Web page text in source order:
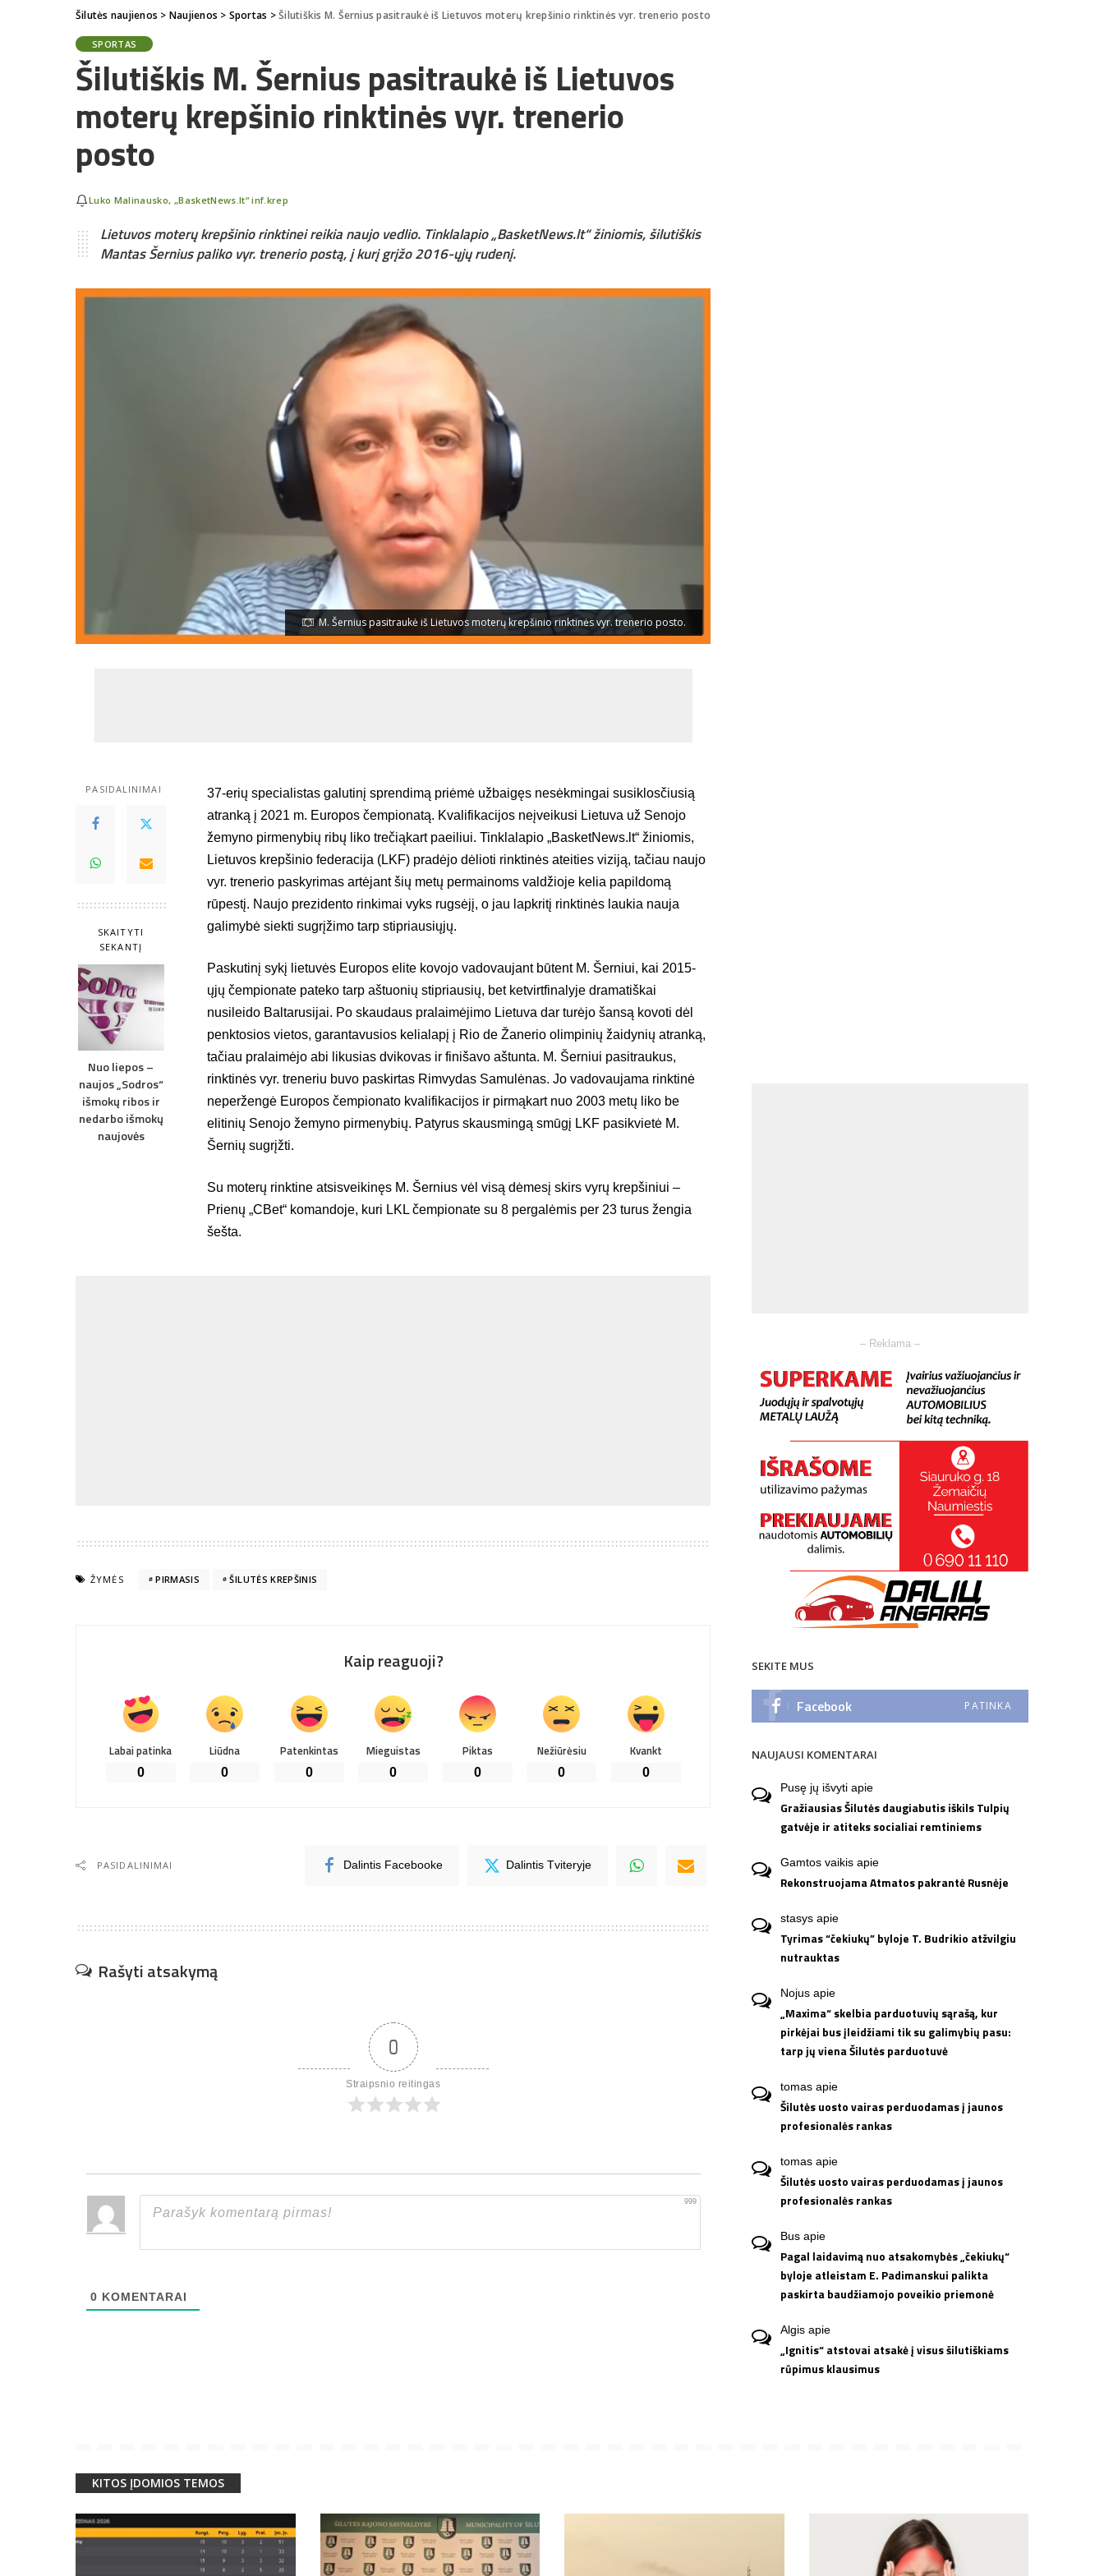
Šilutės naujienos > Naujienos > Sportas >Šilutiškis M. Šernius pasitraukė iš Lietuvos moterų krepšinio rinktinės vyr. trenerio posto
SPORTAS
Šilutiškis M. Šernius pasitraukė iš Lietuvos
moterų krepšinio rinktinės vyr. trenerio
posto
Luko Malinausko, „BasketNews.lt“ inf.krep
Lietuvos moterų krepšinio rinktinei reikia naujo vedlio. Tinklalapio „BasketNews.lt“ žiniomis, šilutiškis
Mantas Šernius paliko vyr. trenerio postą, į kurį grįžo 2016-ųjų rudenį.
M. Šernius pasitraukė iš Lietuvos moterų krepšinio rinktinės vyr. trenerio posto.
PASIDALINIMAI
SKAITYTI
SEKANTĮ
Nuo liepos –
naujos „Sodros“
išmokų ribos ir
nedarbo išmokų
naujovės
37-erių specialistas galutinį sprendimą priėmė užbaigęs nesėkmingai susiklosčiusią
atranką į 2021 m. Europos čempionatą. Kvalifikacijos neįveikusi Lietuva už Senojo
žemyno pirmenybių ribų liko trečiąkart paeiliui. Tinklalapio „BasketNews.lt“ žiniomis,
Lietuvos krepšinio federacija (LKF) pradėjo dėlioti rinktinės ateities viziją, tačiau naujo
vyr. trenerio paskyrimas artėjant šių metų permainoms valdžioje kelia papildomą
rūpestį. Naujo prezidento rinkimai vyks rugsėjį, o jau lapkritį rinktinės laukia nauja
galimybė siekti sugrįžimo tarp stipriausiųjų.
Paskutinį sykį lietuvės Europos elite kovojo vadovaujant būtent M. Šerniui, kai 2015-
ųjų čempionate pateko tarp aštuonių stipriausių, bet ketvirtfinalyje dramatiškai
nusileido Baltarusijai. Po skaudaus pralaimėjimo Lietuva dar turėjo šansą kovoti dėl
penktosios vietos, garantavusios kelialapį į Rio de Žanerio olimpinių žaidynių atranką,
tačiau pralaimėjo abi likusias dvikovas ir finišavo aštunta. M. Šerniui pasitraukus,
rinktinės vyr. treneriu buvo paskirtas Rimvydas Samulėnas. Jo vadovaujama rinktinė
neperžengė Europos čempionato kvalifikacijos ir pirmąkart nuo 2003 metų liko be
elitinių Senojo žemyno pirmenybių. Patyrus skausmingą smūgį LKF pasikvietė M.
Šernių sugrįžti.
Su moterų rinktine atsisveikinęs M. Šernius vėl visą dėmesį skirs vyrų krepšiniui –
Prienų „CBet“ komandoje, kuri LKL čempionate su 8 pergalėmis per 23 turus žengia
šešta.
ŽYMĖS PIRMASIS ŠILUTĖS KREPŠINIS
Kaip reaguoji?
Labai patinka
0
Liūdna
0
Patenkintas
0
Mieguistas
0
Piktas
0
Nežiūrėsiu
0
Kvankt
0
PASIDALINIMAI Dalintis Facebooke Dalintis Tviteryje
Rašyti atsakymą
0
Straipsnio reitingas
999
0 KOMENTARAI
– Reklama –
SEKITE MUS
Facebook PATINKA
NAUJAUSI KOMENTARAI
Pusę jų išvyti apie
Gražiausias Šilutės daugiabutis iškils Tulpių
gatvėje ir atiteks socialiai remtiniems
Gamtos vaikis apie
Rekonstruojama Atmatos pakrantė Rusnėje
stasys apie
Tyrimas “čekiukų” byloje T. Budrikio atžvilgiu
nutrauktas
Nojus apie
„Maxima“ skelbia parduotuvių sąrašą, kur
pirkėjai bus įleidžiami tik su galimybių pasu:
tarp jų viena Šilutės parduotuvė
tomas apie
Šilutės uosto vairas perduodamas į jaunos
profesionalės rankas
tomas apie
Šilutės uosto vairas perduodamas į jaunos
profesionalės rankas
Bus apie
Pagal laidavimą nuo atsakomybės „čekiukų“
byloje atleistam E. Padimanskui palikta
paskirta baudžiamojo poveikio priemonė
Algis apie
„Ignitis“ atstovai atsakė į visus šilutiškiams
rūpimus klausimus
KITOS ĮDOMIOS TEMOS